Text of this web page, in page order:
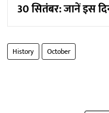
30 सितंबर: जानें इस
History October